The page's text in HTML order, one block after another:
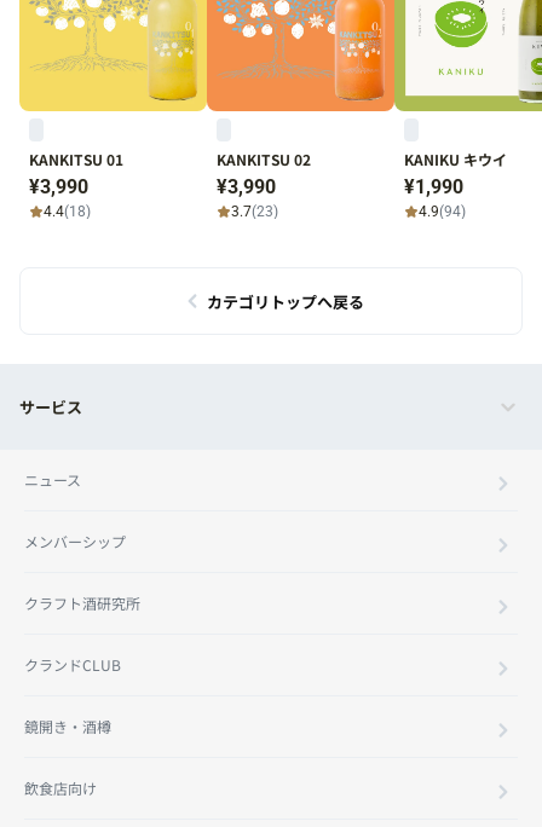
KANKITSU 01
¥3,990
4.4(18)
KANKITSU 02
¥3,990
3.7(23)
KANIKU キウイ
¥1,990
4.9(94)
カテゴリトップへ戻る
サービス
ニュース
メンバーシップ
クラフト酒研究所
クランドCLUB
鏡開き・酒樽
飲食店向け